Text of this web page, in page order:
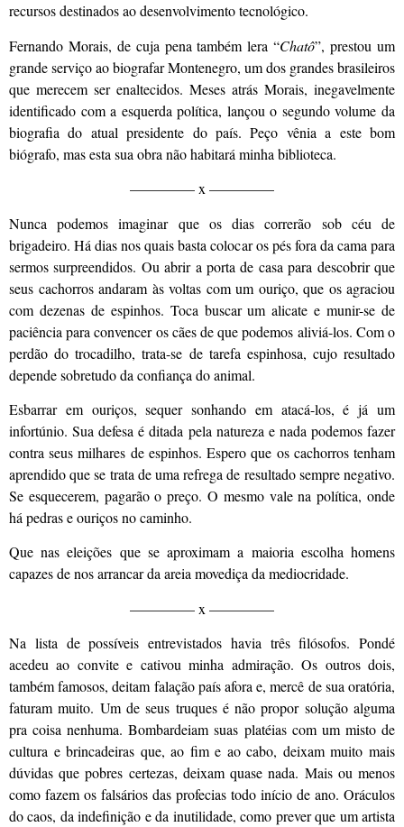
recursos destinados ao desenvolvimento tecnológico.
Fernando Morais, de cuja pena também lera “Chatô”, prestou um
grande serviço ao biografar Montenegro, um dos grandes brasileiros
que merecem ser enaltecidos. Meses atrás Morais, inegavelmente
identificado com a esquerda política, lançou o segundo volume da
biografia do atual presidente do país. Peço vênia a este bom
biógrafo, mas esta sua obra não habitará minha biblioteca.
————– x ————–
Nunca podemos imaginar que os dias correrão sob céu de
brigadeiro. Há dias nos quais basta colocar os pés fora da cama para
sermos surpreendidos. Ou abrir a porta de casa para descobrir que
seus cachorros andaram às voltas com um ouriço, que os agraciou
com dezenas de espinhos. Toca buscar um alicate e munir-se de
paciência para convencer os cães de que podemos aliviá-los. Com o
perdão do trocadilho, trata-se de tarefa espinhosa, cujo resultado
depende sobretudo da confiança do animal.
Esbarrar em ouriços, sequer sonhando em atacá-los, é já um
infortúnio. Sua defesa é ditada pela natureza e nada podemos fazer
contra seus milhares de espinhos. Espero que os cachorros tenham
aprendido que se trata de uma refrega de resultado sempre negativo.
Se esquecerem, pagarão o preço. O mesmo vale na política, onde
há pedras e ouriços no caminho.
Que nas eleições que se aproximam a maioria escolha homens
capazes de nos arrancar da areia movediça da mediocridade.
————– x ————–
Na lista de possíveis entrevistados havia três filósofos. Pondé
acedeu ao convite e cativou minha admiração. Os outros dois,
também famosos, deitam falação país afora e, mercê de sua oratória,
faturam muito. Um de seus truques é não propor solução alguma
pra coisa nenhuma. Bombardeiam suas platéias com um misto de
cultura e brincadeiras que, ao fim e ao cabo, deixam muito mais
dúvidas que pobres certezas, deixam quase nada. Mais ou menos
como fazem os falsários das profecias todo início de ano. Oráculos
do caos, da indefinição e da inutilidade, como prever que um artista